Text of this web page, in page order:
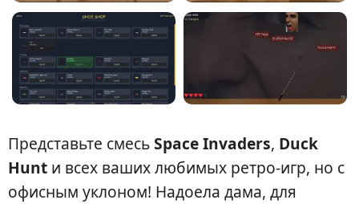
Представьте смесьSpace Invaders, Duck
Hunt и всех ваших любимых ретро-игр, но с
офисным уклоном! Надоела дама, для